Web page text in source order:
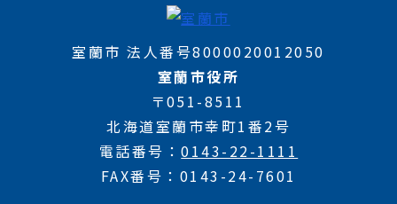
室蘭市 法人番号8000020012050
室蘭市役所
〒051-8511
北海道室蘭市幸町1番2号
電話番号
0143-22-1111
FAX番号
0143-24-7601